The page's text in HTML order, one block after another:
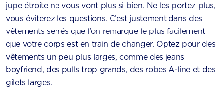
jupe étroite ne vous vont plus si bien. Ne les portez plus,
vous éviterez les questions. C’est justement dans des
vêtements serrés que l’on remarque le plus facilement
que votre corps est en train de changer. Optez pour des
vêtements un peu plus larges, comme des jeans
boyfriend, des pulls trop grands, des robes A-line et des
gilets larges.